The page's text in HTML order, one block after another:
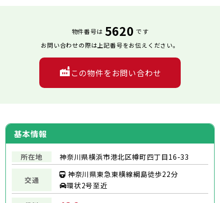
基本情報
所在地 神奈川県横浜市港北区樽町四丁目16-33
交通
神奈川県東急東横線綱島徒歩22分
環状2号至近
物件番号は 5620 です
お問い合わせの際は上記番号をお伝えください。
この物件をお問い合わせ